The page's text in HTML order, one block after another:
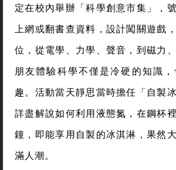
定在校內舉辦「科學創意市集」，
上網或翻書查資料，設計闖關遊戲
位，從電學、力學、聲音，到磁力
朋友體驗科學不僅是冷硬的知識
趣。活動當天靜思當時擔任「自製
詳盡解說如何利用液態氮，在鋼杯
鐘，即能享用自製的冰淇淋，果然
滿人潮。